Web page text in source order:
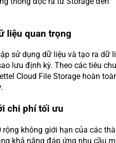
liệu quan trọng
sử dụng dữ liệu và tạo ra dữ
lưu định kỳ. Theo các tiêu
Cloud File Storage hoàn
chi phí tối ưu
không giới hạn của các
khả năng đáp ứng nhu cầu